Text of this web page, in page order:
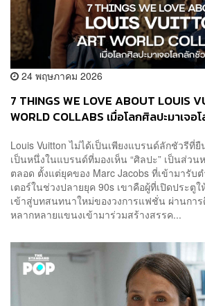
24 พฤษภาคม 2026
7 THINGS WE LOVE ABOUT LOUIS
WORLD COLLABS เมื่อโลกศิลปะมาเจอ
Louis Vuitton ไม่ได้เป็นเพียงแบรนด์ลักชัวรีที่
เป็นหนึ่งในแบรนด์ที่มองเห็น “ศิลปะ” เป็นส่วน
ตลอด ตั้งแต่ยุคของ Marc Jacobs ที่เข้ามารับ
เตอร์ในช่วงปลายยุค 90s เขาคือผู้ที่เปิดประตูใ
เข้าสู่บทสนทนาใหม่ของวงการแฟชั่น ผ่านกา
หลากหลายแขนงเข้ามาร่วมสร้างสรรค...